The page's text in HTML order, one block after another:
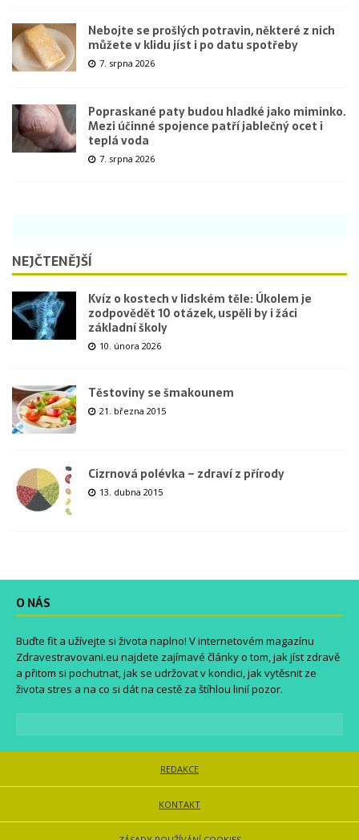
Nebojte se prošlých potravin, některé z nich
můžete v klidu jíst i po datu spotřeby
7. srpna 2026
Popraskané paty budou hladké jako miminko.
Mezi účinné spojence patří jablečný ocet i
teplá voda
7. srpna 2026
NEJČTENĚJŠÍ
Kvíz o kostech v lidském těle: Úkolem je
zodpovědět 10 otázek, uspěli by i žáci
základní školy
10. února 2026
Těstoviny se šmakounem
21. března 2015
Cizrnová polévka – zdraví z přírody
13. dubna 2015
O NÁS
Buďte fit a užívejte si života naplno! V internetovém magazínu
Zdravestravovani.eu najdete zajímavé články o tom, jak jíst zdravě
a přitom si pochutnat, jak se udržovat v kondici, jak vytěsnit ze
života stres a na co si dát na cestě za štíhlou linií pozor.
REDAKCE
KONTAKT